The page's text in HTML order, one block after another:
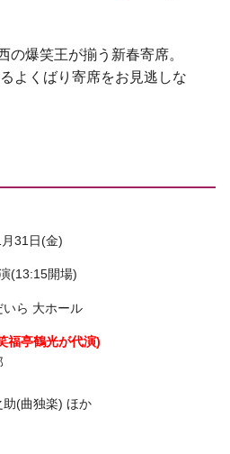
の爆笑王が揃う新春寄席。
よくばり寄席をお見逃しな
31日(金)
(13:15開場)
いら 大ホール
福亭鶴光が代演)
助(曲独楽) ほか